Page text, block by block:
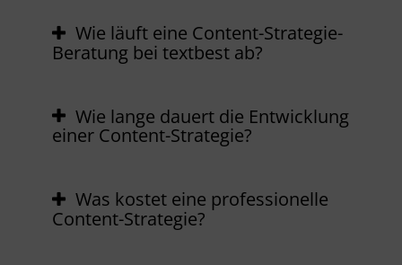
Wie läuft eine Content-Strategie-
Beratung bei textbest ab?
Wie lange dauert die Entwicklung
einer Content-Strategie?
Was kostet eine professionelle
Content-Strategie?